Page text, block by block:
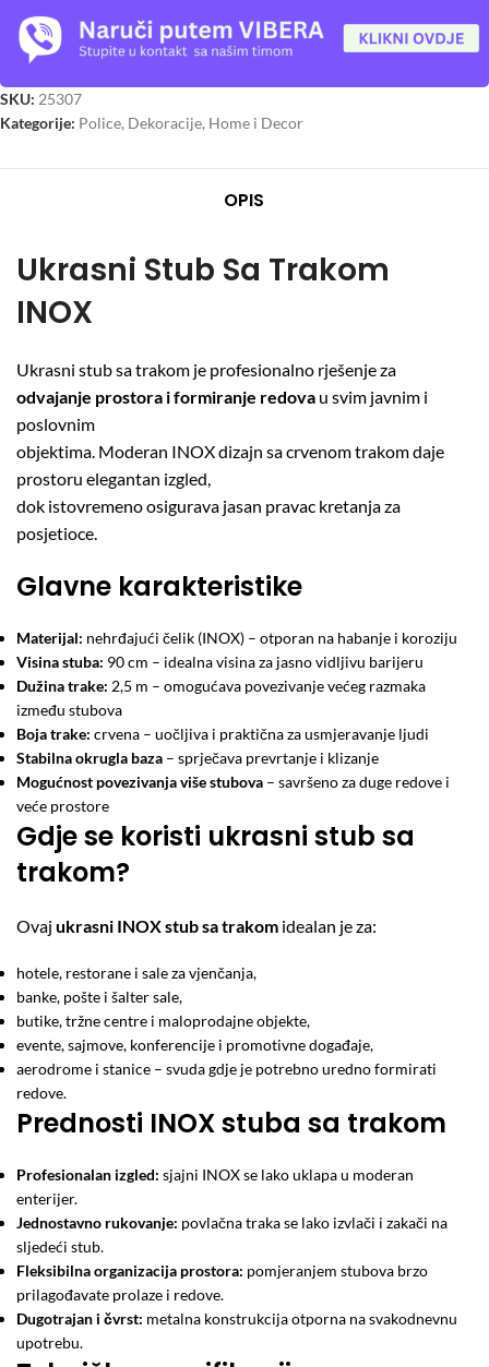
SKU: 25307
Kategorije: Police, Dekoracije, Home i Decor
OPIS
Ukrasni Stub Sa Trakom
INOX
Ukrasni stub sa trakom je profesionalno rješenje za
odvajanje prostora i formiranje redova u svim javnim i
poslovnim
objektima. Moderan INOX dizajn sa crvenom trakom daje
prostoru elegantan izgled,
dok istovremeno osigurava jasan pravac kretanja za
posjetioce.
Glavne karakteristike
Materijal: nehrđajući čelik (INOX) – otporan na habanje i koroziju
Visina stuba: 90 cm – idealna visina za jasno vidljivu barijeru
Dužina trake: 2,5 m – omogućava povezivanje većeg razmaka
između stubova
Boja trake: crvena – uočljiva i praktična za usmjeravanje ljudi
Stabilna okrugla baza – sprječava prevrtanje i klizanje
Mogućnost povezivanja više stubova – savršeno za duge redove i
veće prostore
Gdje se koristi ukrasni stub sa
trakom?
Ovaj ukrasni INOX stub sa trakom idealan je za:
hotele, restorane i sale za vjenčanja,
banke, pošte i šalter sale,
butike, tržne centre i maloprodajne objekte,
evente, sajmove, konferencije i promotivne događaje,
aerodrome i stanice – svuda gdje je potrebno uredno formirati
redove.
Prednosti INOX stuba sa trakom
Profesionalan izgled: sjajni INOX se lako uklapa u moderan
enterijer.
Jednostavno rukovanje: povlačna traka se lako izvlači i zakači na
sljedeći stub.
Fleksibilna organizacija prostora: pomjeranjem stubova brzo
prilagođavate prolaze i redove.
Dugotrajan i čvrst: metalna konstrukcija otporna na svakodnevnu
upotrebu.